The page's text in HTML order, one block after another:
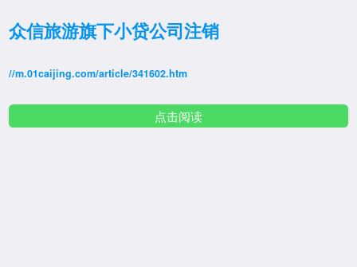
众信旅游旗下小贷公司注销
//m.01caijing.com/article/341602.htm
点击阅读